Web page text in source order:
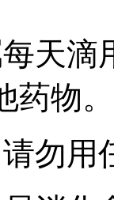
天
物。
勿用